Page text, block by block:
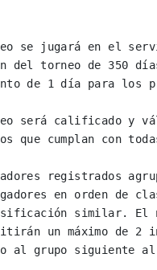
se jugará en el
del torneo de 350
de 1 día para los
será calificado y
que cumplan con
registrados
en orden de
similar. El
un máximo de
al grupo siguiente